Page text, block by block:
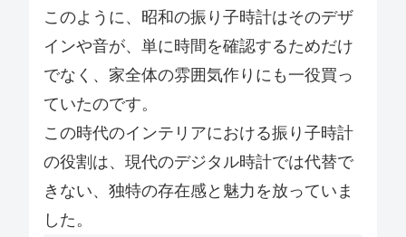
このように、昭和の振り子時計はそのデザ
インや音が、単に時間を確認するためだけ
でなく、家全体の雰囲気作りにも一役買っ
ていたのです。
この時代のインテリアにおける振り子時計
の役割は、現代のデジタル時計では代替で
きない、独特の存在感と魅力を放っていま
した。